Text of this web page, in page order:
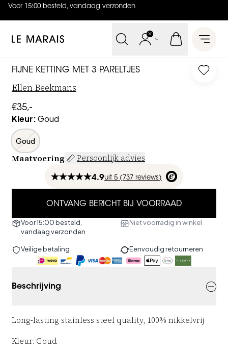
Voor 15:00 besteld, vandaag verzonden
4.9 uit5 (737 reviews)
Le Marais Open
FIJNE KETTING MET 3 PARELTJES Log
Ellen Beekmans
€35,-
Kleur:Goud
Goud
Maatvoering Persoonlijk advies
4.9uit 5 (737 reviews)
ONTVANG BERICHT BIJ VOORRAAD
Voor 15:00 besteld,
vandaag verzonden
Niet voorradig in winkel
Veilige betaling Eenvoudig retourneren
Beschrijving
Long-lasting stainless steel quality, 100% nikkelvrij
Kleur: Goud